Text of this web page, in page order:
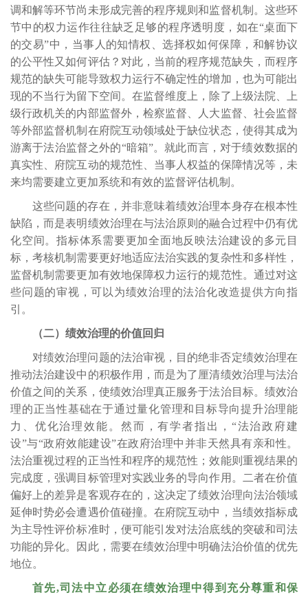
调和解等环节尚未形成完善的程序规则和监督机制。这些环
节中的权力运作往往缺乏足够的程序透明度，如在“桌面下
的交易”中，当事人的知情权、选择权如何保障，和解协议
的公平性又如何评估？对此，当前的程序规范缺失，而程序
规范的缺失可能导致权力运行不确定性的增加，也为可能出
现的不当行为留下空间。在监督维度上，除了上级法院、上
级行政机关的内部监督外，检察监督、人大监督、社会监督
等外部监督机制在府院互动领域处于缺位状态，使得其成为
游离于法治监督之外的“暗箱”。就此而言，对于绩效数据的
真实性、府院互动的规范性、当事人权益的保障情况等，未
来均需要建立更加系统和有效的监督评估机制。
这些问题的存在，并非意味着绩效治理本身存在根本性
缺陷，而是表明绩效治理在与法治原则的融合过程中仍有优
化空间。指标体系需要更加全面地反映法治建设的多元目
标，考核机制需要更好地适应法治实践的复杂性和多样性，
监督机制需要更加有效地保障权力运行的规范性。通过对这
些问题的审视，可以为绩效治理的法治化改造提供方向指
引。
（二）绩效治理的价值回归
对绩效治理问题的法治审视，目的绝非否定绩效治理在
推动法治建设中的积极作用，而是为了厘清绩效治理与法治
价值之间的关系，使绩效治理真正服务于法治目标。绩效治
理的正当性基础在于通过量化管理和目标导向提升治理能
力、优化治理效能。然而，有学者指出，“法治政府建
设”与“政府效能建设”在政府治理中并非天然具有亲和性。
法治重视过程的正当性和程序的规范性；效能则重视结果的
完成度，强调目标管理对实践业务的导向作用。二者在价值
偏好上的差异是客观存在的，这决定了绩效治理向法治领域
延伸时势必会遭遇价值碰撞。在府院互动中，当绩效指标成
为主导性评价标准时，便可能引发对法治底线的突破和司法
功能的异化。因此，需要在绩效治理中明确法治价值的优先
地位。
首先,司法中立必须在绩效治理中得到充分尊重和保